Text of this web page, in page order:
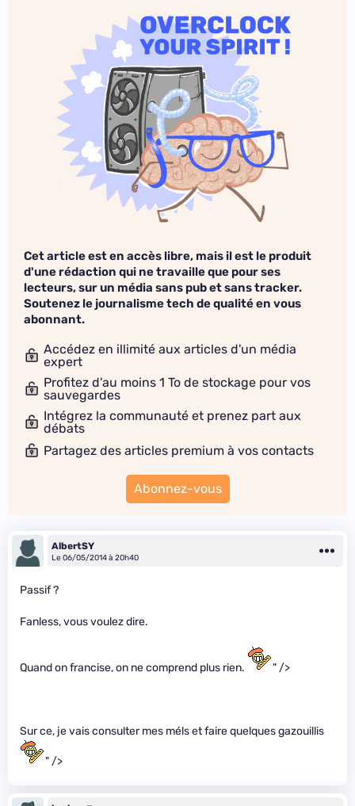
Cet article est en accès libre, mais il est le produit
d'une rédaction qui ne travaille que pour ses
lecteurs, sur un média sans pub et sans tracker.
Soutenez le journalisme tech de qualité en vous
abonnant.
Accédez en illimité aux articles d'un média
expert
Profitez d'au moins 1 To de stockage pour vos
sauvegardes
Intégrez la communauté et prenez part aux
débats
Partagez des articles premium à vos contacts
Abonnez-vous
AlbertSY
Le 06/05/2014 à 20h40
Passif ?
Fanless, vous voulez dire.
Quand on francise, on ne comprend plus rien. " />
Sur ce, je vais consulter mes méls et faire quelques gazouillis
" />